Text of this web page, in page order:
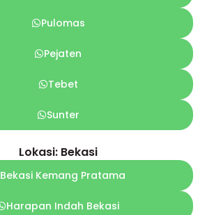
Pulomas
Pejaten
Tebet
Sunter
Lokasi: Bekasi
Bekasi Kemang Pratama
Harapan Indah Bekasi